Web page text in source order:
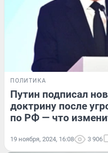
ПОЛИТИКА
Путин подписал
доктрину после
по РФ — что
19 ноября, 2024, 16:08 3 906